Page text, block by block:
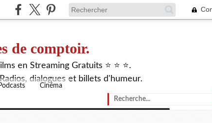
de comptoir.
en Streaming Gratuits ⭐ ⭐ ⭐.
dialogues et billets d'humeur.
Cinéma